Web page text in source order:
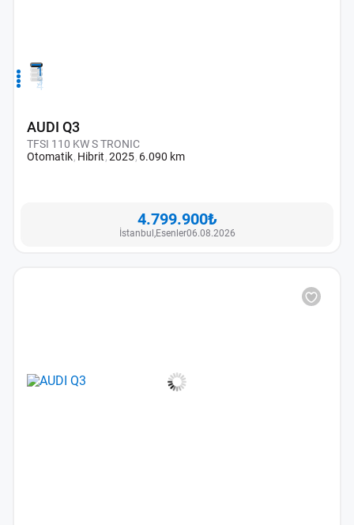
1
2
3
4
AUDI Q3
TFSI 110 KW S TRONIC
Otomatik Hibrit2025 6.090 km
4.799.900₺
İstanbul,Esenler06.08.2026